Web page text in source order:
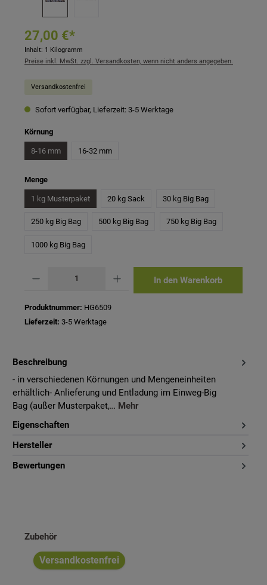
27,00 €*
Inhalt: 1 Kilogramm
Preise inkl. MwSt. zzgl. Versandkosten, wenn nicht anders angegeben.
Versandkostenfrei
Sofort verfügbar, Lieferzeit: 3-5 Werktage
Körnungauswählen
8-16 mm 16-32 mm
Mengeauswählen
1 kg Musterpaket 20 kg Sack 30 kg Big Bag
250 kg Big Bag 500 kg Big Bag 750 kg Big Bag
1000 kg Big Bag
In den Warenkorb
Produktnummer: HG6509
Lieferzeit: 3-5 Werktage
Beschreibung
- in verschiedenen Körnungen und Mengeneinheiten
erhältlich- Anlieferung und Entladung im Einweg-Big
Bag (außer Musterpaket,… Mehr
Eigenschaften
Hersteller
Bewertungen
Produktgalerie überspringen
Zubehör
Versandkostenfrei